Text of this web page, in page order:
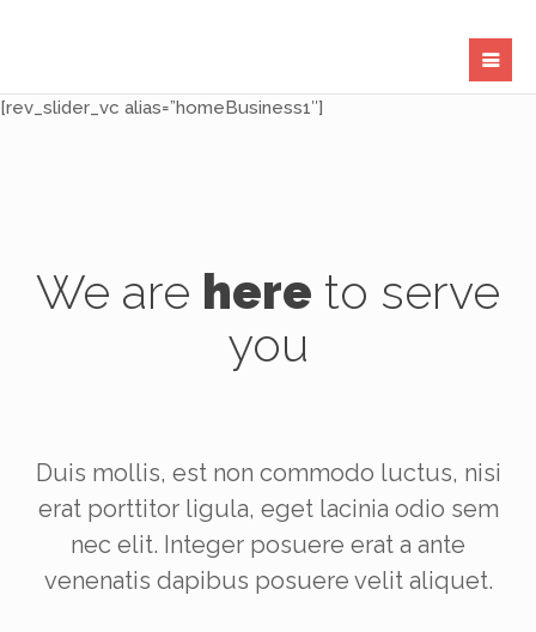
[rev_slider_vc alias=”homeBusiness1″]
We are here to serve
you
Duis mollis, est non commodo luctus, nisi
erat porttitor ligula, eget lacinia odio sem
nec elit. Integer posuere erat a ante
venenatis dapibus posuere velit aliquet.